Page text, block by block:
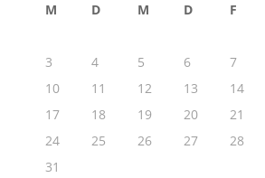
M D M D F
3
4 5 6 7
10
11 12 13 14
17
18 19 20 21
24
25 26 27 28
31